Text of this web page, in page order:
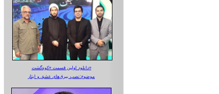
دانلود اولین قسمت «کوه‌گشت»
موضوع:نصب بیرق‌های عشق و ایثار